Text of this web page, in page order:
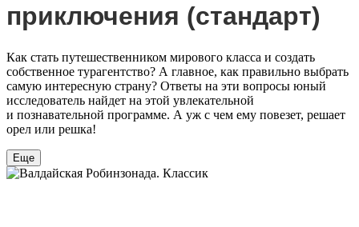
приключения (стандарт)
Как стать путешественником мирового класса и создать
собственное турагентство? А главное, как правильно выбрать
самую интересную страну? Ответы на эти вопросы юный
исследователь найдет на этой увлекательной
и познавательной программе. А уж с чем ему повезет, решает
орел или решка!
Еще